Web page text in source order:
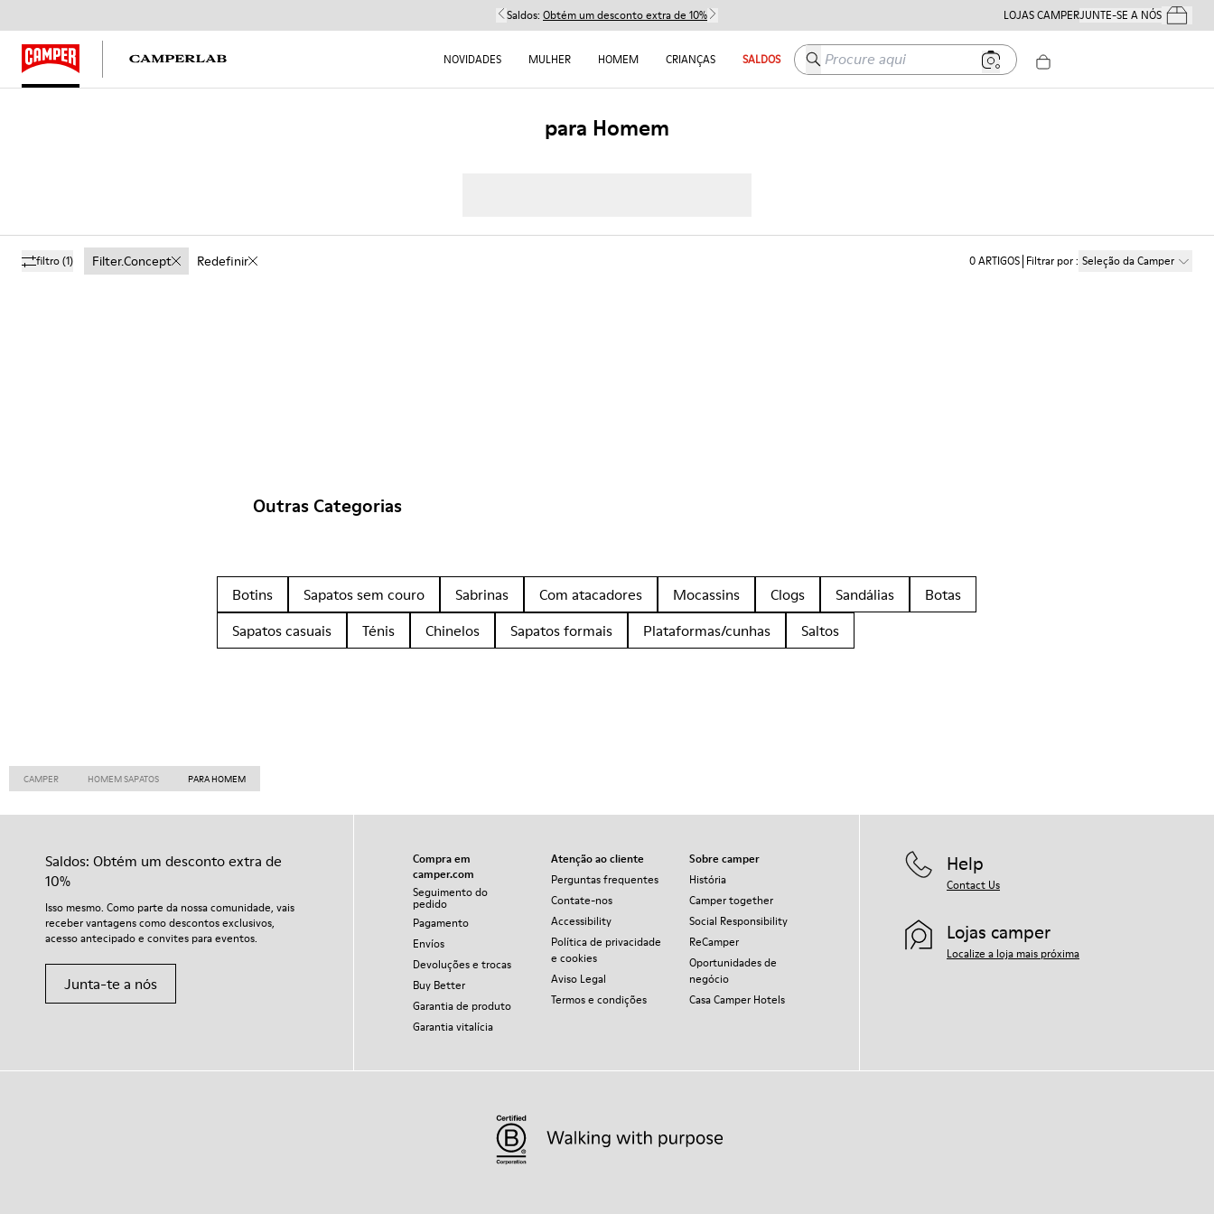
Saldos: Obtém um desconto extra de 10% LOJAS CAMPERJUNTE-SE A NÓSOs Teus
NOVIDADES MULHER HOMEM CRIANÇAS SALDOS Procure aqui
para Homem
filtro(1) Filter.concept Redefinir 0ARTIGOS Filtrar por: Seleção da Camper
Outras Categorias
Botins Sapatos sem couro Sabrinas Com atacadores Mocassins Clogs Sandálias
Botas
Sapatos casuais
Ténis Chinelos Sapatos formais Plataformas/cunhas Saltos
CAMPER HOMEM SAPATOS PARA HOMEM
Saldos: Obtém um desconto extra de
10%
Isso mesmo. Como parte da nossa comunidade, vais
receber vantagens como descontos exclusivos,
acesso antecipado e convites para eventos.
Junta-te a nós
Compra em
camper.com
Seguimento do
pedido
Pagamento
Envíos
Devoluções e trocas
Buy Better
Garantia de produto
Garantia vitalícia
Atenção ao cliente
Perguntas frequentes
Contate-nos
Accessibility
Política de privacidade
e cookies
Aviso Legal
Termos e condições
Sobre camper
História
Camper together
Social Responsibility
ReCamper
Oportunidades de
negócio
Casa Camper Hotels
Help
Contact Us
Lojas camper
Localize a loja mais próxima